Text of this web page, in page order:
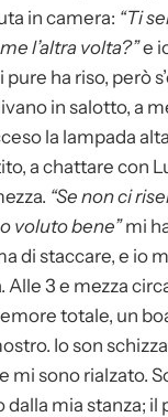
in camera: “Ti
l’altra volta?”e
pure ha riso, però
in salotto, a
la lampada
a chattare con
“Se non ci
voluto bene”mi
di staccare, e io
Alle 3 e mezza
totale, un
Io son
mi sono rialzato.
dalla mia stanza; il